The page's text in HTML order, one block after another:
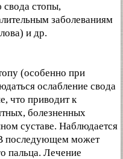
стопы,
заболеваниям
и др.
(особенно при
ослабление свода
что приводит к
болезненных
суставе. Наблюдается
последующем может
пальца. Лечение